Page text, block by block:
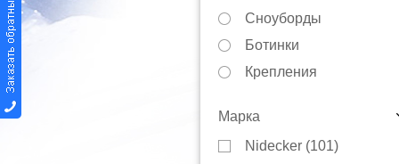
Сноуборды
Ботинки
Крепления
Варежки
Защита
Марка
Nidecker (101)